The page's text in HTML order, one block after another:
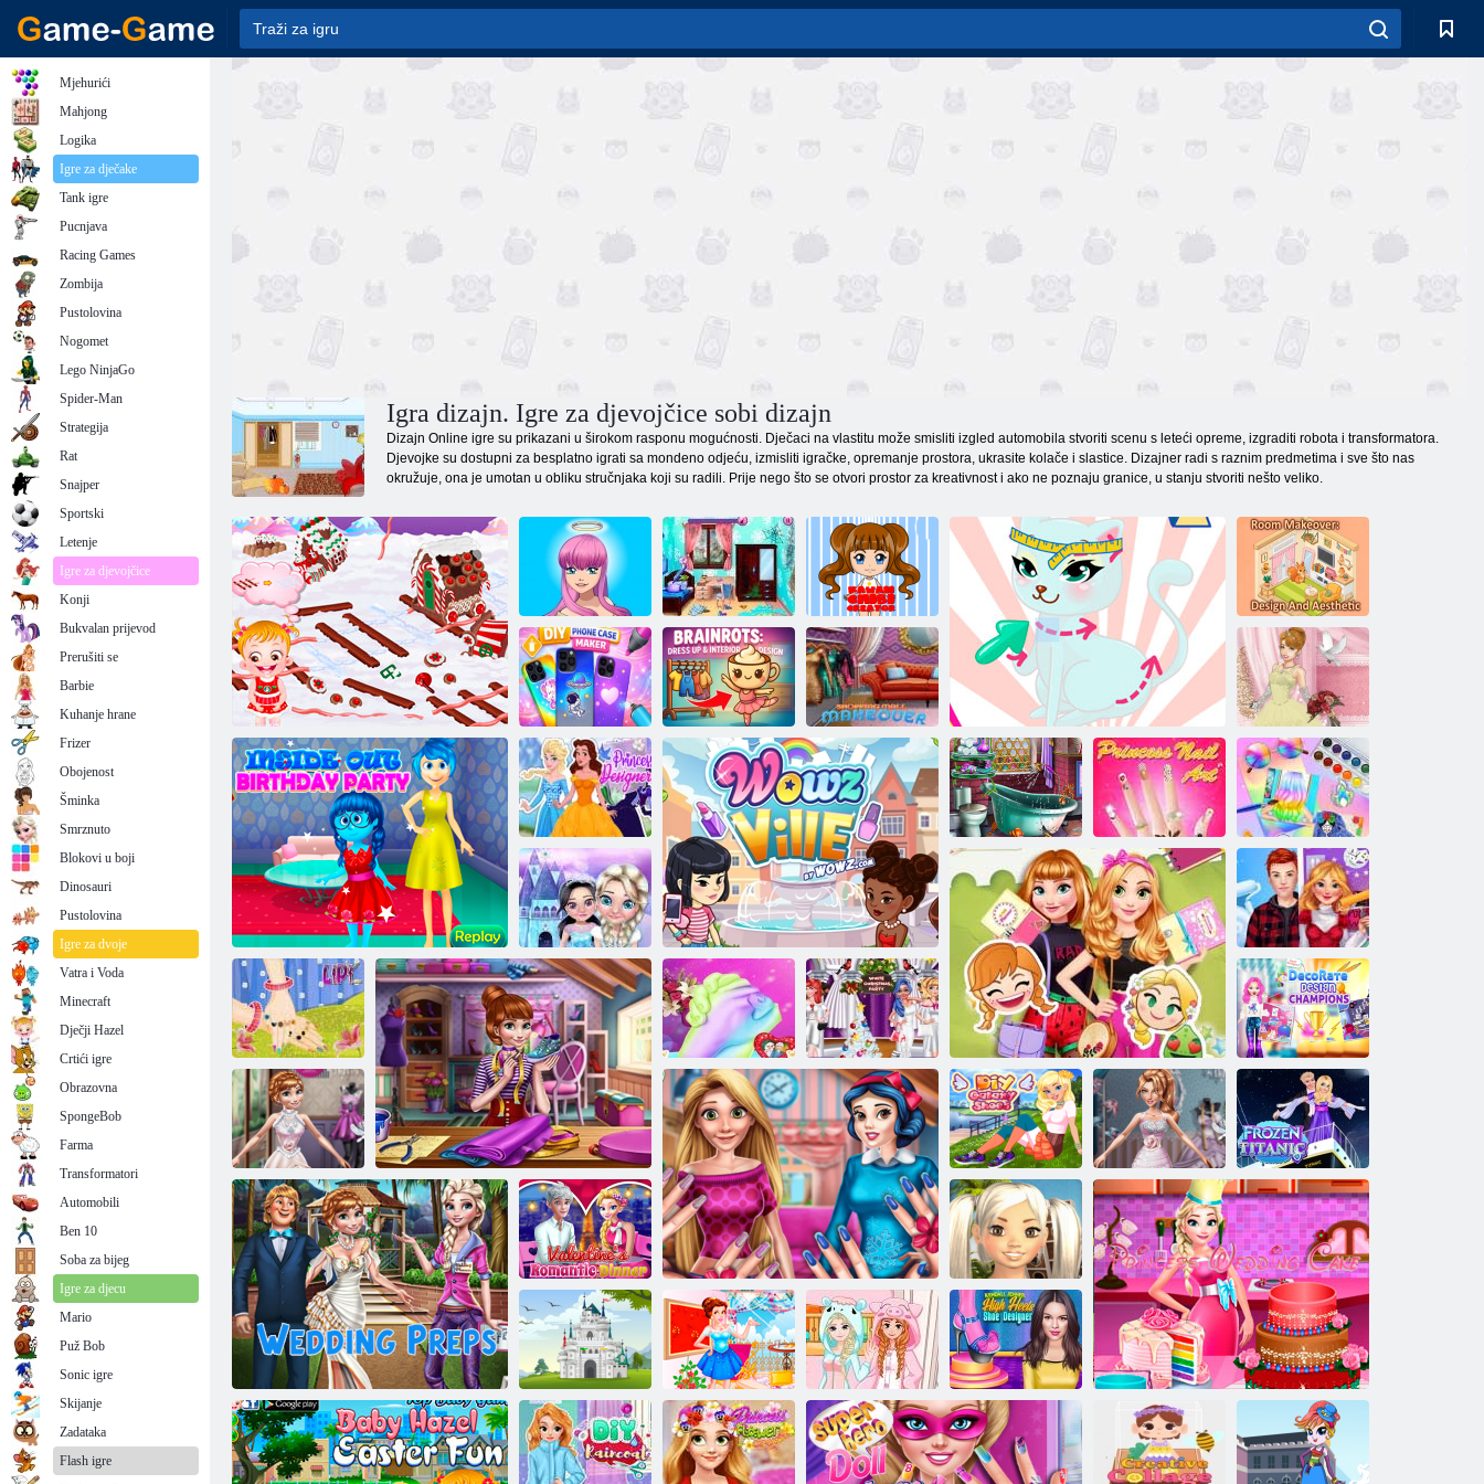
Igra dizajn. Igre za djevojčice sobi dizajn
Dizajn Online igre su prikazani u širokom rasponu mogućnosti. Dječaci na vlastitu može smisliti izgled automobila stvoriti scenu s leteći opreme, izgraditi robota i transformatora.
Djevojke su dostupni za besplatno igrati sa mondeno odjeću, izmisliti igračke, opremanje prostora, ukrasite kolače i slastice. Dizajner radi s raznim predmetima i sve što nas
okružuje, ona je umotan u obliku stručnjaka koji su radili. Prije nego što se otvori prostor za kreativnost i ako ne poznaju granice, u stanju stvoriti nešto veliko.
Gingerbread house beba Hazel
Napravi Avatar
Angel ili Demon
Dream sobe
transformacije
Stvoritelj kawai
chibi
Mačka je moda
Transformacija
sobe: dizajn i
estetika
Izrada vlastitih
maski za telefon
Talijanski
mozak: modni i
dizajn interijera
Male: Rođendan stranka
Modernizacija
trgovačkog
centra
Vjenčanje ljiljan
2
Dizajn princeza
Vauseville
Luksuzni dizajn
kupaonice
Princeza: Nail
Art
Holografski
trendovi
Dnevnici za planiranje princeza
Ledena princeza:
Kuća za lutke
Samo oženjen!
Domaći deko
Dekoracija za
manikuru
Dizajner modnih cipela
Ručno lijevanje
Bijela božićna
zabava
Prirodne ljepote:
Dizajnerski
prvaci
Ukras za nokte
Poznata
dizajnerska
odjeća
Galaktičke cipele
Kraljevska
dizajnerska
odjeća
Zamrznut:
Titanic
Romantična
večera na
Valentinovo
Zračni džep: Pop
zvijezda null
Tvorac
kraljevstva
Princess Spa
dan
Hladno srce:
Krevet na kat
Dizajner obuće:
Visoke pete
Mjehurići
Mahjong
Logika
Igre za dječake
Tank igre
Pucnjava
Racing Games
Zombija
Pustolovina
Nogomet
Lego NinjaGo
Spider-Man
Strategija
Rat
Snajper
Sportski
Letenje
Igre za djevojčice
Konji
Bukvalan prijevod
Prerušiti se
Barbie
Kuhanje hrane
Frizer
Obojenost
Šminka
Smrznuto
Blokovi u boji
Dinosauri
Pustolovina
Igre za dvoje
Vatra i Voda
Minecraft
Dječji Hazel
Crtići igre
Obrazovna
SpongeBob
Farma
Transformatori
Automobili
Ben 10
Soba za bijeg
Igre za djecu
Mario
Puž Bob
Sonic igre
Skijanje
Zadataka
Flash igre